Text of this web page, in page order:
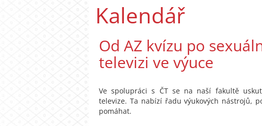
Kalendář
Od AZ kvízu po
televizi ve výuce
Ve spolupráci s ČT se na naší fakultě
televize. Ta nabízí řadu výukových nástrojů,
pomáhat.